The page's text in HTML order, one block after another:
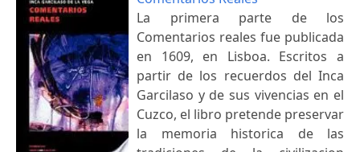
La primera parte de los
Comentarios reales fue publicada
en 1609, en Lisboa. Escritos a
partir de los recuerdos del Inca
Garcilaso y de sus vivencias en el
Cuzco, el libro pretende preservar
la memoria historica de las